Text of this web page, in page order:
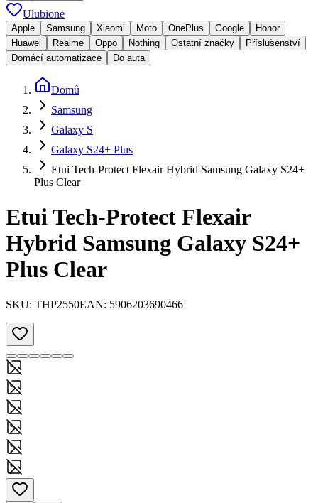
Ulubione
Apple Samsung Xiaomi Moto OnePlus Google
Honor
Huawei
Realme Oppo Nothing Ostatní značky
Příslušenství
Domácí automatizace
Do auta
Domů
Samsung
Galaxy S
Galaxy S24+ Plus
Etui Tech-Protect Flexair Hybrid Samsung Galaxy S24+
Plus Clear
Etui Tech-Protect Flexair
Hybrid Samsung Galaxy S24+
Plus Clear
SKU: THP2550EAN: 5906203690466